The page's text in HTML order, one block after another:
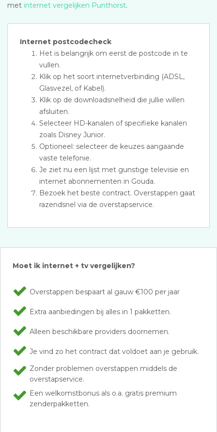
met internet vergelijken Punthorst.
Internet postcodecheck
Het is belangrijk om eerst de postcode in te
vullen.
Klik op het soort internetverbinding (ADSL,
Glasvezel, of Kabel).
Klik op de downloadsnelheid die jullie willen
afsluiten.
Selecteer HD-kanalen of specifieke kanalen
zoals Disney Junior.
Optioneel: selecteer de keuzes aangaande
vaste telefonie.
Je ziet nu een lijst met gunstige televisie en
internet abonnementen in Gouda.
Bezoek het beste contract. Overstappen gaat
razendsnel via de overstapservice.
Moet ik internet + tv vergelijken?
Overstappen bespaart al gauw €100 per jaar
Extra aanbiedingen bij alles in 1 pakketten.
Alleen beschikbare providers doornemen.
Je vind zo het contract dat voldoet aan je gebruik.
Zonder problemen overstappen middels de
overstapservice.
Een welkomstbonus als o.a. gratis premium
zenderpakketten.